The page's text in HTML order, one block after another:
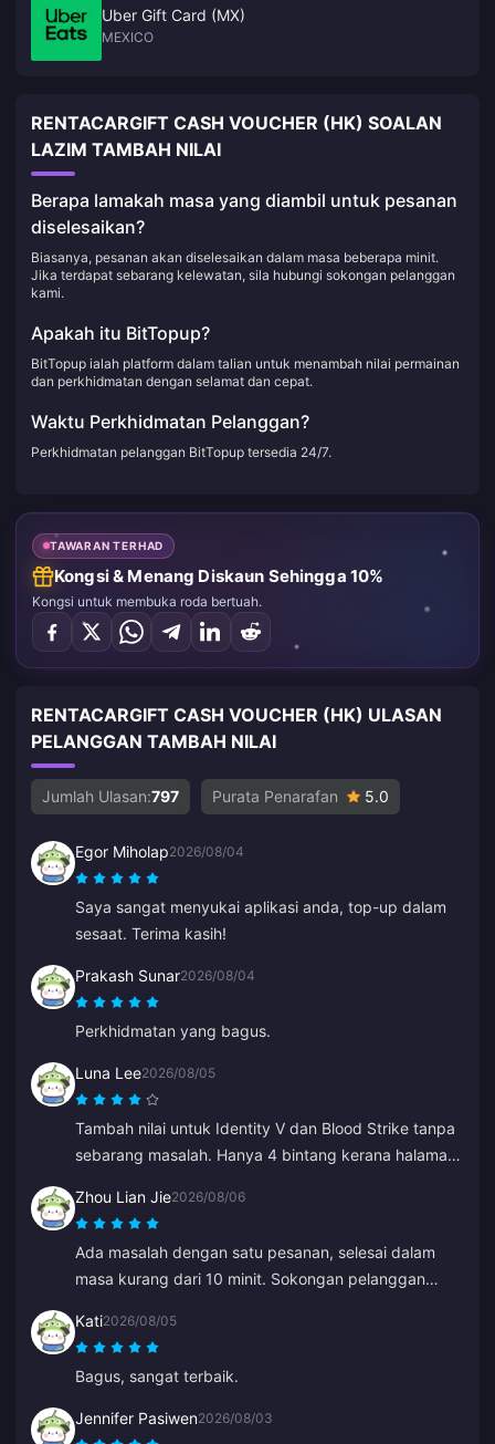
Uber Gift Card (MX)
MEXICO
RENTACARGIFT CASH VOUCHER (HK) SOALAN
LAZIM TAMBAH NILAI
Berapa lamakah masa yang diambil untuk pesanan
diselesaikan?
Biasanya, pesanan akan diselesaikan dalam masa beberapa minit.
Jika terdapat sebarang kelewatan, sila hubungi sokongan pelanggan
kami.
Apakah itu BitTopup?
BitTopup ialah platform dalam talian untuk menambah nilai permainan
dan perkhidmatan dengan selamat dan cepat.
Waktu Perkhidmatan Pelanggan?
Perkhidmatan pelanggan BitTopup tersedia 24/7.
TAWARAN TERHAD
Kongsi & Menang Diskaun Sehingga 10%
Kongsi untuk membuka roda bertuah.
RENTACARGIFT CASH VOUCHER (HK) ULASAN
PELANGGAN TAMBAH NILAI
Jumlah Ulasan:797 Purata Penarafan 5.0
Egor Miholap2026/08/04
Saya sangat menyukai aplikasi anda, top-up dalam
sesaat. Terima kasih!
Prakash Sunar2026/08/04
Perkhidmatan yang bagus.
Luna Lee2026/08/05
Tambah nilai untuk Identity V dan Blood Strike tanpa
sebarang masalah. Hanya 4 bintang kerana halaman
sokongan pelanggan menyelesaikannya dengan
sangat cepat. Harga dan pilihan permainan yang
hebat!
Zhou Lian Jie2026/08/06
Ada masalah dengan satu pesanan, selesai dalam
masa kurang dari 10 minit. Sokongan pelanggan
Kati2026/08/05
Bagus, sangat terbaik.
Jennifer Pasiwen2026/08/03